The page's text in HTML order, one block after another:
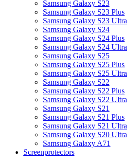
Samsung Galaxy S23
Samsung Galaxy S23 Plus
Samsung Galaxy S23 Ultra
Samsung Galaxy S24
Samsung Galaxy S24 Plus
Samsung Galaxy S24 Ultra
Samsung Galaxy S25
Samsung Galaxy S25 Plus
Samsung Galaxy S25 Ultra
Samsung Galaxy S22
Samsung Galaxy S22 Plus
Samsung Galaxy S22 Ultra
Samsung Galaxy S21
Samsung Galaxy S21 Plus
Samsung Galaxy S21 Ultra
Samsung Galaxy S20 Ultra
Samsung Galaxy A71
Screenprotectors